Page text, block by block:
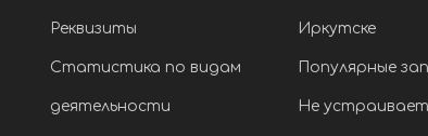
Реквизиты
Статистика по видам
деятельности
Иркутске
Популярные
Не